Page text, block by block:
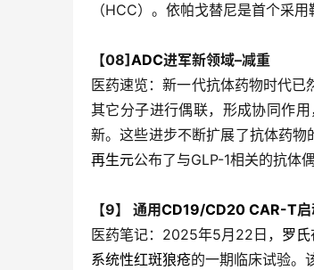
（HCC）。依帕戈替尼是首个采
【08] ADC进军新领域–减重
医药速览：新一代抗体药物时代
其它分子进行偶联，形成协同作
新。这些进步不断扩展了抗体药
再生元公布了与GLP-1相关的抗体
【9】 通用CD19/CD20 CAR-T
医药笔记：2025年5月22日， 罗氏
系统性红斑狼疮的一期临床试验。